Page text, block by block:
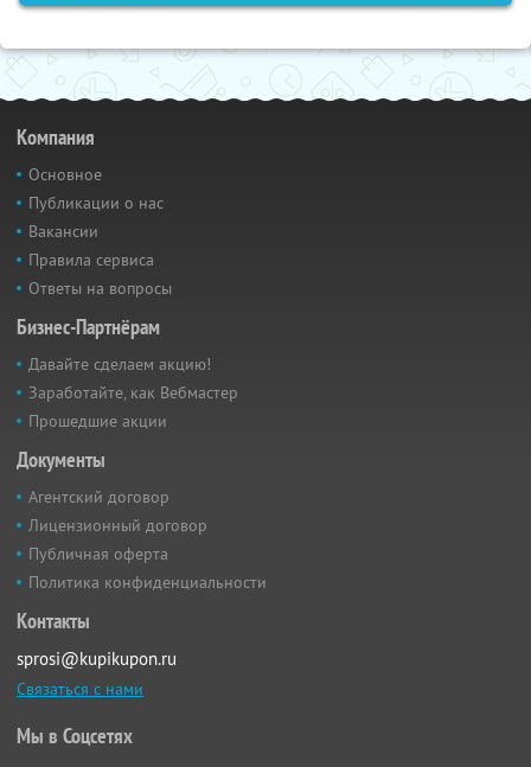
Компания
Основное
Публикации о нас
Вакансии
Правила сервиса
Ответы на вопросы
Бизнес-Партнёрам
Давайте сделаем акцию!
Заработайте, как Вебмастер
Прошедшие акции
Документы
Агентский договор
Лицензионный договор
Публичная оферта
Политика конфиденциальности
Контакты
sprosi@kupikupon.ru
Связаться с нами
Мы в Соцсетях